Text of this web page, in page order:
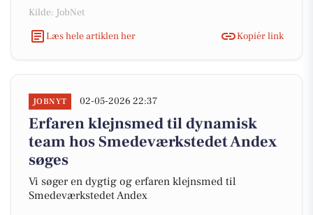
Kilde: JobNet
Læs hele artiklen her
Kopiér link
JOBNYT 02-05-2026 22:37
Erfaren klejnsmed til dynamisk
team hos Smedeværkstedet Andex
søges
Vi søger en dygtig og erfaren klejnsmed til
Smedeværkstedet Andex